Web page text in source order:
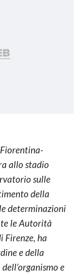
allo stadio
sulle
della
determinazioni
le Autorità
Firenze, ha
e della
e